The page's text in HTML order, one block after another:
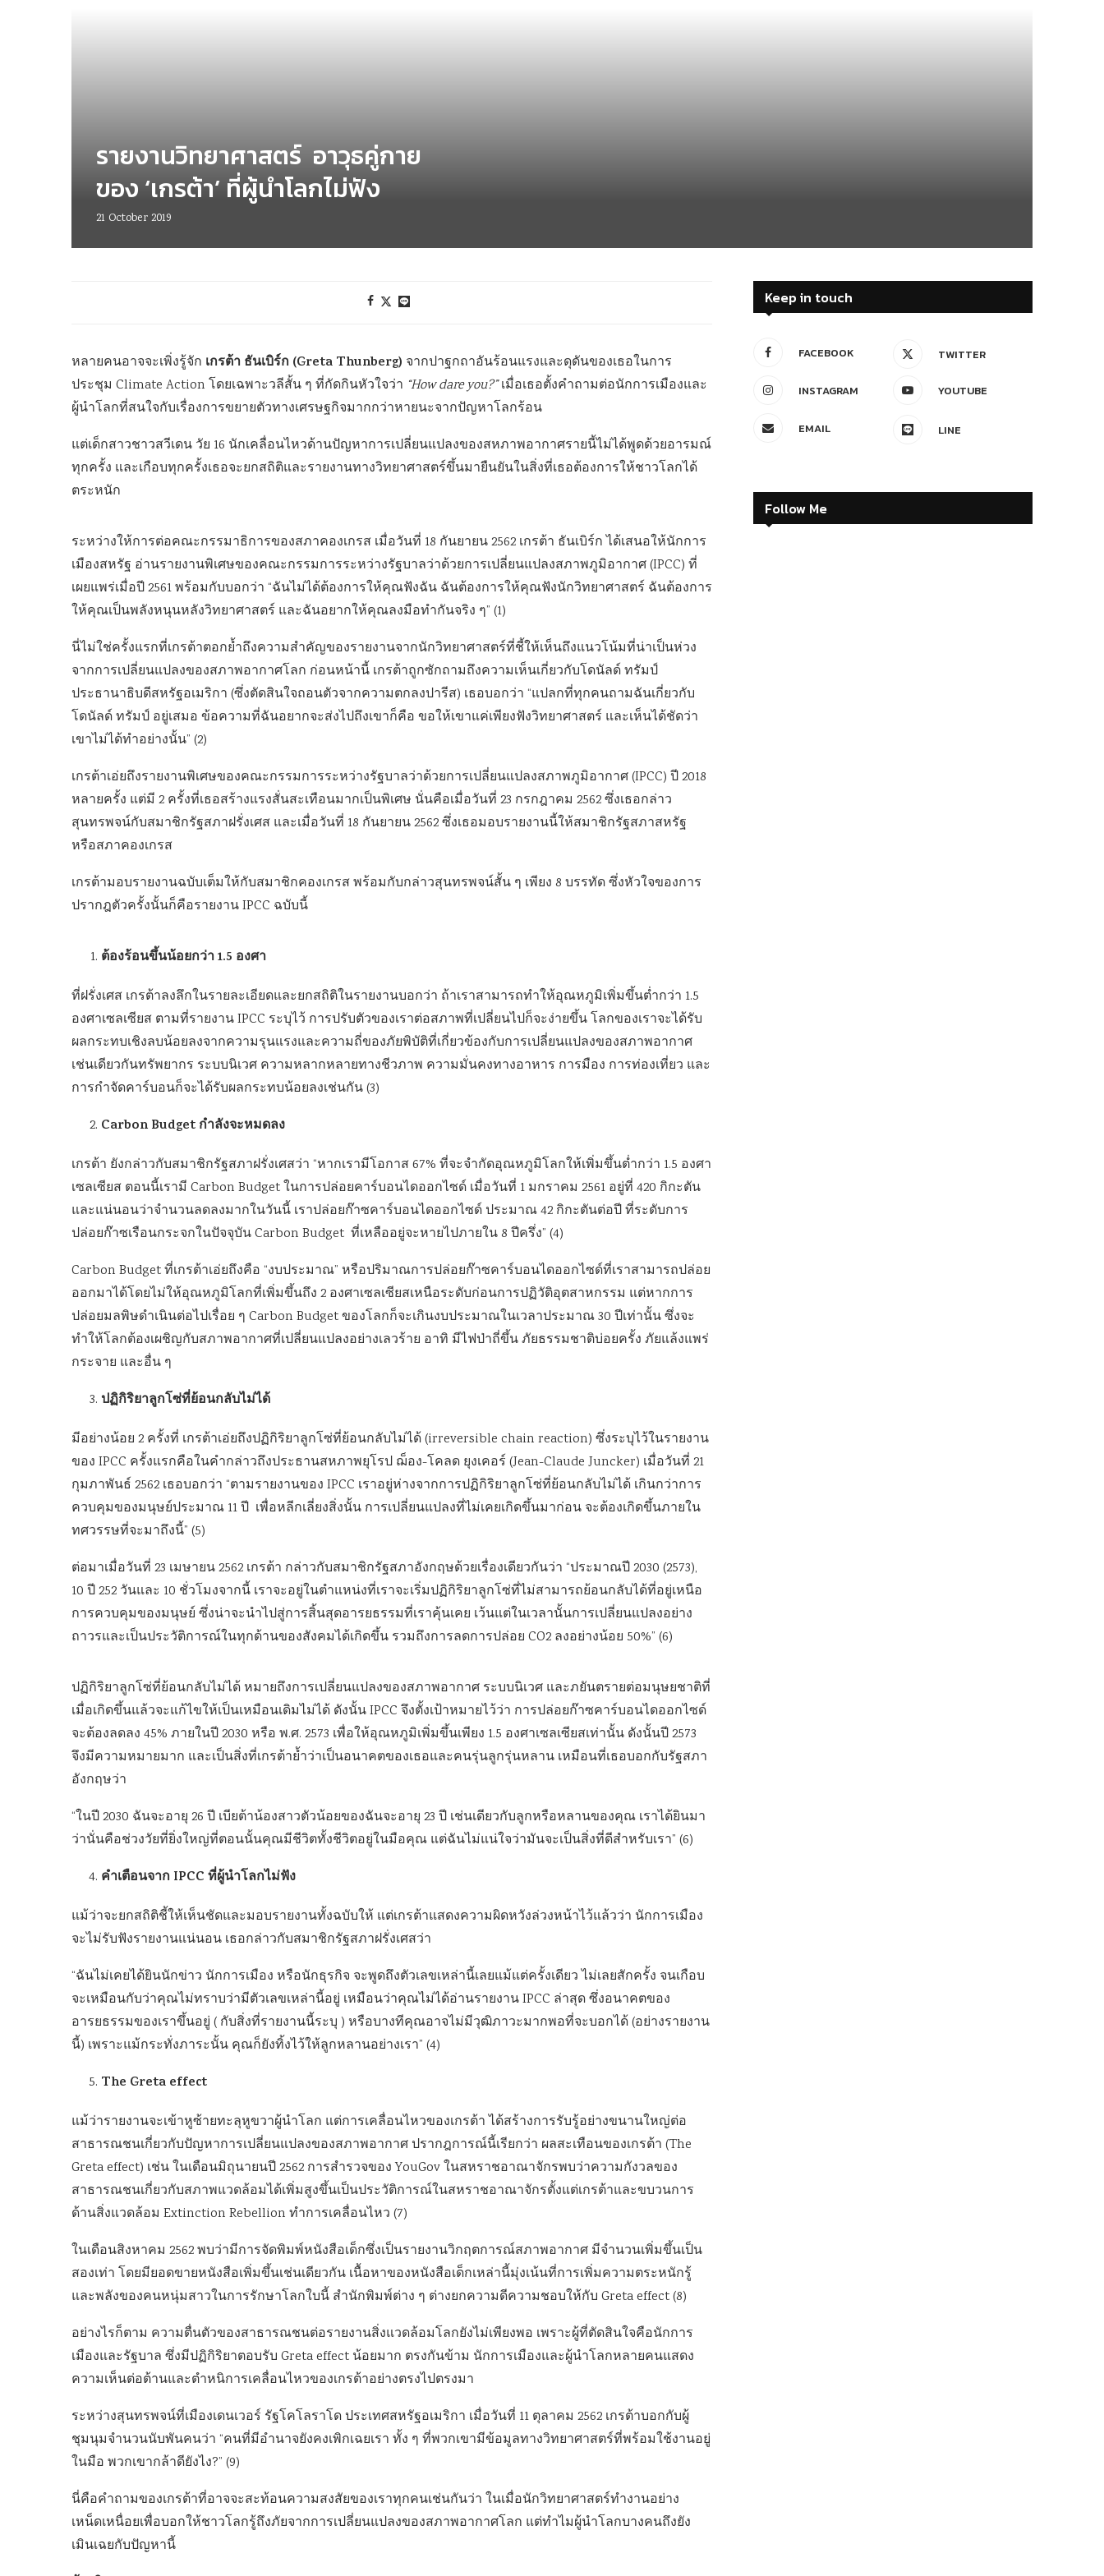
รายงานวิทยาศาสตร์ อาวุธคู่กาย
ของ ‘เกรต้า’ ที่ผู้นำโลกไม่ฟัง
21 October 2019
หลายคนอาจจะเพิ่งรู้จัก เกรต้า ธันเบิร์ก (Greta Thunberg) จากปาฐกถาอันร้อนแรงและดุดันของเธอในการ
ประชุม Climate Action โดยเฉพาะวลีสั้น ๆ ที่กัดกินหัวใจว่า “How dare you?”เมื่อเธอตั้งคำถามต่อนักการเมืองและ
ผู้นำโลกที่สนใจกับเรื่องการขยายตัวทางเศรษฐกิจมากกว่าหายนะจากปัญหาโลกร้อน
แต่เด็กสาวชาวสวีเดน วัย 16 นักเคลื่อนไหวด้านปัญหาการเปลี่ยนแปลงของสหภาพอากาศรายนี้ไม่ได้พูดด้วยอารมณ์
ทุกครั้ง และเกือบทุกครั้งเธอจะยกสถิติและรายงานทางวิทยาศาสตร์ขึ้นมายืนยันในสิ่งที่เธอต้องการให้ชาวโลกได้
ตระหนัก
ระหว่างให้การต่อคณะกรรมาธิการของสภาคองเกรส เมื่อวันที่ 18 กันยายน 2562 เกรต้า ธันเบิร์ก ได้เสนอให้นักการ
เมืองสหรัฐ อ่านรายงานพิเศษของคณะกรรมการระหว่างรัฐบาลว่าด้วยการเปลี่ยนแปลงสภาพภูมิอากาศ (IPCC) ที่
เผยแพร่เมื่อปี 2561 พร้อมกับบอกว่า “ฉันไม่ได้ต้องการให้คุณฟังฉัน ฉันต้องการให้คุณฟังนักวิทยาศาสตร์ ฉันต้องการ
ให้คุณเป็นพลังหนุนหลังวิทยาศาสตร์ และฉันอยากให้คุณลงมือทำกันจริง ๆ” (1)
นี่ไม่ใช่ครั้งแรกที่เกรต้าตอกย้ำถึงความสำคัญของรายงานจากนักวิทยาศาสตร์ที่ชี้ให้เห็นถึงแนวโน้มที่น่าเป็นห่วง
จากการเปลี่ยนแปลงของสภาพอากาศโลก ก่อนหน้านี้ เกรต้าถูกซักถามถึงความเห็นเกี่ยวกับโดนัลด์ ทรัมป์
ประธานาธิบดีสหรัฐอเมริกา (ซึ่งตัดสินใจถอนตัวจากความตกลงปารีส) เธอบอกว่า “แปลกที่ทุกคนถามฉันเกี่ยวกับ
โดนัลด์ ทรัมป์ อยู่เสมอ ข้อความที่ฉันอยากจะส่งไปถึงเขาก็คือ ขอให้เขาแค่เพียงฟังวิทยาศาสตร์ และเห็นได้ชัดว่า
เขาไม่ได้ทำอย่างนั้น” (2)
เกรต้าเอ่ยถึงรายงานพิเศษของคณะกรรมการระหว่างรัฐบาลว่าด้วยการเปลี่ยนแปลงสภาพภูมิอากาศ (IPCC) ปี 2018
หลายครั้ง แต่มี 2 ครั้งที่เธอสร้างแรงสั่นสะเทือนมากเป็นพิเศษ นั่นคือเมื่อวันที่ 23 กรกฎาคม 2562 ซึ่งเธอกล่าว
สุนทรพจน์กับสมาชิกรัฐสภาฝรั่งเศส และเมื่อวันที่ 18 กันยายน 2562 ซึ่งเธอมอบรายงานนี้ให้สมาชิกรัฐสภาสหรัฐ
หรือสภาคองเกรส
เกรต้ามอบรายงานฉบับเต็มให้กับสมาชิกคองเกรส พร้อมกับกล่าวสุนทรพจน์สั้น ๆ เพียง 8 บรรทัด ซึ่งหัวใจของการ
ปรากฎตัวครั้งนั้นก็คือรายงาน IPCC ฉบับนี้
ต้องร้อนขึ้นน้อยกว่า 1.5 องศา
ที่ฝรั่งเศส เกรต้าลงลึกในรายละเอียดและยกสถิติในรายงานบอกว่า ถ้าเราสามารถทำให้อุณหภูมิเพิ่มขึ้นต่ำกว่า 1.5
องศาเซลเซียส ตามที่รายงาน IPCC ระบุไว้ การปรับตัวของเราต่อสภาพที่เปลี่ยนไปก็จะง่ายขึ้น โลกของเราจะได้รับ
ผลกระทบเชิงลบน้อยลงจากความรุนแรงและความถี่ของภัยพิบัติที่เกี่ยวข้องกับการเปลี่ยนแปลงของสภาพอากาศ
เช่นเดียวกันทรัพยากร ระบบนิเวศ ความหลากหลายทางชีวภาพ ความมั่นคงทางอาหาร การมือง การท่องเที่ยว และ
การกำจัดคาร์บอนก็จะได้รับผลกระทบน้อยลงเช่นกัน (3)
Carbon Budget กำลังจะหมดลง
เกรต้า ยังกล่าวกับสมาชิกรัฐสภาฝรั่งเศสว่า “หากเรามีโอกาส 67% ที่จะจำกัดอุณหภูมิโลกให้เพิ่มขึ้นต่ำกว่า 1.5 องศา
เซลเซียส ตอนนี้เรามี Carbon Budget ในการปล่อยคาร์บอนไดออกไซด์ เมื่อวันที่ 1 มกราคม 2561 อยู่ที่ 420 กิกะตัน
และแน่นอนว่าจำนวนลดลงมากในวันนี้ เราปล่อยก๊าซคาร์บอนไดออกไซด์ ประมาณ 42 กิกะตันต่อปี ที่ระดับการ
ปล่อยก๊าซเรือนกระจกในปัจจุบัน Carbon Budget ที่เหลืออยู่จะหายไปภายใน 8 ปีครึ่ง” (4)
Carbon Budget ที่เกรต้าเอ่ยถึงคือ “งบประมาณ” หรือปริมาณการปล่อยก๊าซคาร์บอนไดออกไซด์ที่เราสามารถปล่อย
ออกมาได้โดยไม่ให้อุณหภูมิโลกที่เพิ่มขึ้นถึง 2 องศาเซลเซียสเหนือระดับก่อนการปฏิวัติอุตสาหกรรม แต่หากการ
ปล่อยมลพิษดำเนินต่อไปเรื่อย ๆ Carbon Budget ของโลกก็จะเกินงบประมาณในเวลาประมาณ 30 ปีเท่านั้น ซึ่งจะ
ทำให้โลกต้องเผชิญกับสภาพอากาศที่เปลี่ยนแปลงอย่างเลวร้าย อาทิ มีไฟป่าถี่ขึ้น ภัยธรรมชาติบ่อยครั้ง ภัยแล้งแพร่
กระจาย และอื่น ๆ
ปฏิกิริยาลูกโซ่ที่ย้อนกลับไม่ได้
มีอย่างน้อย 2 ครั้งที่ เกรต้าเอ่ยถึงปฏิกิริยาลูกโซ่ที่ย้อนกลับไม่ได้ (irreversible chain reaction) ซึ่งระบุไว้ในรายงาน
ของ IPCC ครั้งแรกคือในคำกล่าวถึงประธานสหภาพยุโรป ฌ็อง-โคลด ยุงเคอร์ (Jean-Claude Juncker) เมื่อวันที่ 21
กุมภาพันธ์ 2562 เธอบอกว่า “ตามรายงานของ IPCC เราอยู่ห่างจากการปฏิกิริยาลูกโซ่ที่ย้อนกลับไม่ได้ เกินกว่าการ
ควบคุมของมนุษย์ประมาณ 11 ปี เพื่อหลีกเลี่ยงสิ่งนั้น การเปลี่ยนแปลงที่ไม่เคยเกิดขึ้นมาก่อน จะต้องเกิดขึ้นภายใน
ทศวรรษที่จะมาถึงนี้” (5)
ต่อมาเมื่อวันที่ 23 เมษายน 2562 เกรต้า กล่าวกับสมาชิกรัฐสภาอังกฤษด้วยเรื่องเดียวกันว่า “ประมาณปี 2030 (2573),
10 ปี 252 วันและ 10 ชั่วโมงจากนี้ เราจะอยู่ในตำแหน่งที่เราจะเริ่มปฏิกิริยาลูกโซ่ที่ไม่สามารถย้อนกลับได้ที่อยู่เหนือ
การควบคุมของมนุษย์ ซึ่งน่าจะนำไปสู่การสิ้นสุดอารยธรรมที่เราคุ้นเคย เว้นแต่ในเวลานั้นการเปลี่ยนแปลงอย่าง
ถาวรและเป็นประวัติการณ์ในทุกด้านของสังคมได้เกิดขึ้น รวมถึงการลดการปล่อย CO2 ลงอย่างน้อย 50%” (6)
ปฏิกิริยาลูกโซ่ที่ย้อนกลับไม่ได้ หมายถึงการเปลี่ยนแปลงของสภาพอากาศ ระบบนิเวศ และภยันตรายต่อมนุษยชาติที่
เมื่อเกิดขึ้นแล้วจะแก้ไขให้เป็นเหมือนเดิมไม่ได้ ดังนั้น IPCC จึงตั้งเป้าหมายไว้ว่า การปล่อยก๊าซคาร์บอนไดออกไซด์
จะต้องลดลง 45% ภายในปี 2030 หรือ พ.ศ. 2573 เพื่อให้อุณหภูมิเพิ่มขึ้นเพียง 1.5 องศาเซลเซียสเท่านั้น ดังนั้นปี 2573
จึงมีความหมายมาก และเป็นสิ่งที่เกรต้าย้ำว่าเป็นอนาคตของเธอและคนรุ่นลูกรุ่นหลาน เหมือนที่เธอบอกกับรัฐสภา
อังกฤษว่า
“ในปี 2030 ฉันจะอายุ 26 ปี เบียต้าน้องสาวตัวน้อยของฉันจะอายุ 23 ปี เช่นเดียวกับลูกหรือหลานของคุณ เราได้ยินมา
ว่านั่นคือช่วงวัยที่ยิ่งใหญ่ที่ตอนนั้นคุณมีชีวิตทั้งชีวิตอยู่ในมือคุณ แต่ฉันไม่แน่ใจว่ามันจะเป็นสิ่งที่ดีสำหรับเรา” (6)
คำเตือนจาก IPCC ที่ผู้นำโลกไม่ฟัง
แม้ว่าจะยกสถิติชี้ให้เห็นชัดและมอบรายงานทั้งฉบับให้ แต่เกรต้าแสดงความผิดหวังล่วงหน้าไว้แล้วว่า นักการเมือง
จะไม่รับฟังรายงานแน่นอน เธอกล่าวกับสมาชิกรัฐสภาฝรั่งเศสว่า
“ฉันไม่เคยได้ยินนักข่าว นักการเมือง หรือนักธุรกิจ จะพูดถึงตัวเลขเหล่านี้เลยแม้แต่ครั้งเดียว ไม่เลยสักครั้ง จนเกือบ
จะเหมือนกับว่าคุณไม่ทราบว่ามีตัวเลขเหล่านี้อยู่ เหมือนว่าคุณไม่ได้อ่านรายงาน IPCC ล่าสุด ซึ่งอนาคตของ
อารยธรรมของเราขึ้นอยู่ ( กับสิ่งที่รายงานนี้ระบุ ) หรือบางทีคุณอาจไม่มีวุฒิภาวะมากพอที่จะบอกได้ (อย่างรายงาน
นี้) เพราะแม้กระทั่งภาระนั้น คุณก็ยังทิ้งไว้ให้ลูกหลานอย่างเรา” (4)
The Greta effect
แม้ว่ารายงานจะเข้าหูซ้ายทะลุหูขวาผู้นำโลก แต่การเคลื่อนไหวของเกรต้า ได้สร้างการรับรู้อย่างขนานใหญ่ต่อ
สาธารณชนเกี่ยวกับปัญหาการเปลี่ยนแปลงของสภาพอากาศ ปรากฎการณ์นี้เรียกว่า ผลสะเทือนของเกรต้า (The
Greta effect) เช่น ในเดือนมิถุนายนปี 2562 การสำรวจของ YouGov ในสหราชอาณาจักรพบว่าความกังวลของ
สาธารณชนเกี่ยวกับสภาพแวดล้อมได้เพิ่มสูงขึ้นเป็นประวัติการณ์ในสหราชอาณาจักรตั้งแต่เกรต้าและขบวนการ
ด้านสิ่งแวดล้อม Extinction Rebellion ทำการเคลื่อนไหว (7)
ในเดือนสิงหาคม 2562 พบว่ามีการจัดพิมพ์หนังสือเด็กซึ่งเป็นรายงานวิกฤตการณ์สภาพอากาศ มีจำนวนเพิ่มขึ้นเป็น
สองเท่า โดยมียอดขายหนังสือเพิ่มขึ้นเช่นเดียวกัน เนื้อหาของหนังสือเด็กเหล่านี้มุ่งเน้นที่การเพิ่มความตระหนักรู้
และพลังของคนหนุ่มสาวในการรักษาโลกใบนี้ สำนักพิมพ์ต่าง ๆ ต่างยกความดีความชอบให้กับ Greta effect (8)
อย่างไรก็ตาม ความตื่นตัวของสาธารณชนต่อรายงานสิ่งแวดล้อมโลกยังไม่เพียงพอ เพราะผู้ที่ตัดสินใจคือนักการ
เมืองและรัฐบาล ซึ่งมีปฏิกิริยาตอบรับ Greta effect น้อยมาก ตรงกันข้าม นักการเมืองและผู้นำโลกหลายคนแสดง
ความเห็นต่อต้านและตำหนิการเคลื่อนไหวของเกรต้าอย่างตรงไปตรงมา
ระหว่างสุนทรพจน์ที่เมืองเดนเวอร์ รัฐโคโลราโด ประเทศสหรัฐอเมริกา เมื่อวันที่ 11 ตุลาคม 2562 เกรต้าบอกกับผู้
ชุมนุมจำนวนนับพันคนว่า “คนที่มีอำนาจยังคงเพิกเฉยเรา ทั้ง ๆ ที่พวกเขามีข้อมูลทางวิทยาศาสตร์ที่พร้อมใช้งานอยู่
ในมือ พวกเขากล้าดียังไง?” (9)
นี่คือคำถามของเกรต้าที่อาจจะสะท้อนความสงสัยของเราทุกคนเช่นกันว่า ในเมื่อนักวิทยาศาสตร์ทำงานอย่าง
เหน็ดเหนื่อยเพื่อบอกให้ชาวโลกรู้ถึงภัยจากการเปลี่ยนแปลงของสภาพอากาศโลก แต่ทำไมผู้นำโลกบางคนถึงยัง
เมินเฉยกับปัญหานี้
Keep in touch
FACEBOOK TWITTER
INSTAGRAM YOUTUBE
EMAIL LINE
Follow Me